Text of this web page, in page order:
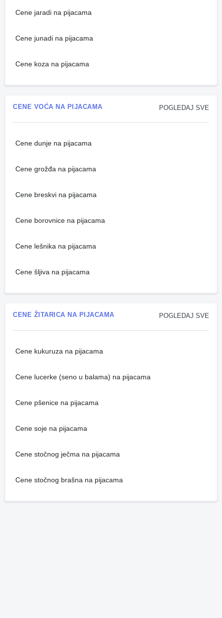
Cene jaradi na pijacama
Cene junadi na pijacama
Cene koza na pijacama
POGLEDAJ SVE
CENE VOĆA NA PIJACAMA
Cene dunje na pijacama
Cene grožđa na pijacama
Cene breskvi na pijacama
Cene borovnice na pijacama
Cene lešnika na pijacama
Cene šljiva na pijacama
POGLEDAJ SVE
CENE ŽITARICA NA PIJACAMA
Cene kukuruza na pijacama
Cene lucerke (seno u balama) na pijacama
Cene pšenice na pijacama
Cene soje na pijacama
Cene stočnog ječma na pijacama
Cene stočnog brašna na pijacama